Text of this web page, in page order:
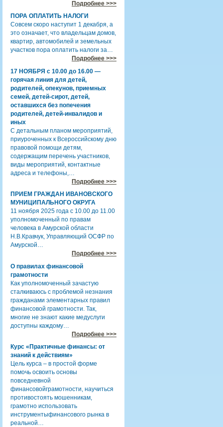
Подробнее >>>
ПОРА ОПЛАТИТЬ НАЛОГИ
Совсем скоро наступит 1 декабря, а
это означает, что владельцам домов,
квартир, автомобилей и земельных
участков пора оплатить налоги за…
Подробнее >>>
17 НОЯБРЯ с 10.00 до 16.00 —
горячая линия для детей,
родителей, опекунов, приемных
семей, детей-сирот, детей,
оставшихся без попечения
родителей, детей-инвалидов и
иных
С детальным планом мероприятий,
приуроченных к Всероссийскому дню
правовой помощи детям,
содержащим перечень участников,
виды мероприятий, контактные
адреса и телефоны,…
Подробнее >>>
ПРИЕМ ГРАЖДАН ИВАНОВСКОГО
МУНИЦИПАЛЬНОГО ОКРУГА
11 ноября 2025 года с 10.00 до 11.00
уполномоченный по правам
человека в Амурской области
Н.В.Кравчук, Управляющий ОСФР по
Амурской…
Подробнее >>>
О правилах финансовой
грамотности
Как уполномоченный зачастую
сталкиваюсь с проблемой незнания
гражданами элементарных правил
финансовой грамотности. Так,
многие не знают какие медуслуги
доступны каждому…
Подробнее >>>
Курс «Практичные финансы: от
знаний к действиям»
Цель курса – в простой форме
помочь освоить основы
повседневной
финансовойграмотности, научиться
противостоять мошенникам,
грамотно использовать
инструментыфинансового рынка в
реальной…